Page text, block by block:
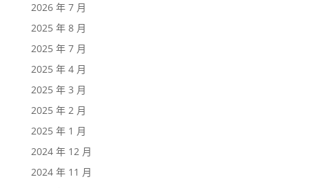
2026 年 7 月
2025 年 8 月
2025 年 7 月
2025 年 4 月
2025 年 3 月
2025 年 2 月
2025 年 1 月
2024 年 12 月
2024 年 11 月